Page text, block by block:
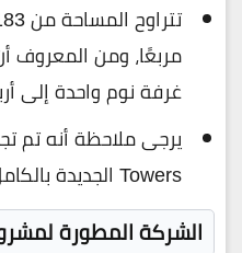
مربعًا، ومن المعروف
غرفة نوم واحدة إلى
Towers الجديدة بالكامل عند التسليم.
الشركة المطورة